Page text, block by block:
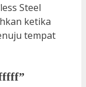
Steel
ketika
tempat